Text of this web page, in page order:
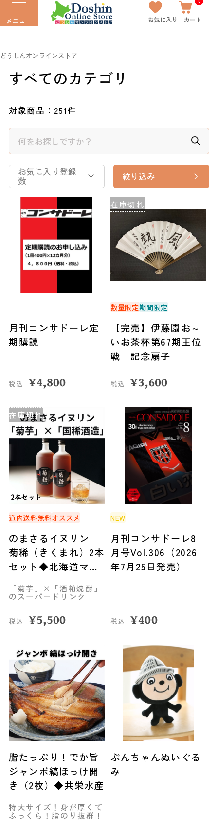
メニュー お気に入り カート
どうしんオンラインストア
すべてのカテゴリ
対象商品： 251件
お気に入り登録
数 絞り込み
月刊コンサドーレ定
期購読
税込 ¥4,800
在庫切れ
数量限定期間限定
【完売】伊藤園お～
いお茶杯第67期王位
戦 記念扇子
税込 ¥3,600
在庫切れ
道内送料無料オススメ
のまさるイヌリン
菊稀（きくまれ）2本
セット◆北海道マー
幌）
「菊芋」×「酒粕焼酎」
のスーパードリンク
税込 ¥5,500
NEW
月刊コンサドーレ8
月号Vol.306（2026
年7月25日発売）
税込 ¥400
脂たっぷり！でか旨
ジャンボ縞ほっけ開
き（2枚）◆共栄水産
特大サイズ！身が厚くて
ふっくら！脂のり抜群！
ぶんちゃんぬいぐる
み